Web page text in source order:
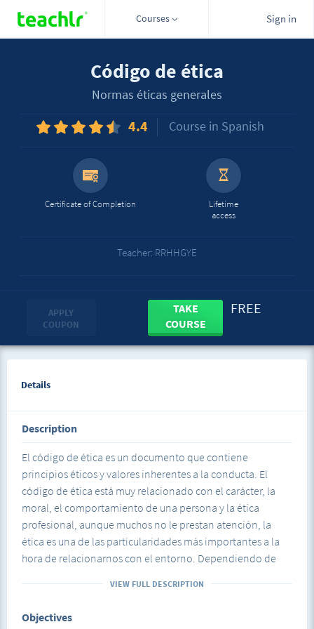
Courses Sign in
Código de ética
Normas éticas generales
4.4 Course in Spanish
Certificate of Completion
Lifetime
access
Teacher: RRHHGYE
APPLY
COUPON
TAKE
COURSE
FREE
Details
Description
El código de ética es un documento que contiene
principios éticos y valores inherentes a la conducta. El
código de ética está muy relacionado con el carácter, la
moral, el comportamiento de una persona y la ética
profesional, aunque muchos no le prestan atención, la
ética es una de las particularidades más importantes a la
hora de relacionarnos con el entorno. Dependiendo de
VIEW FULL DESCRIPTION
Objectives